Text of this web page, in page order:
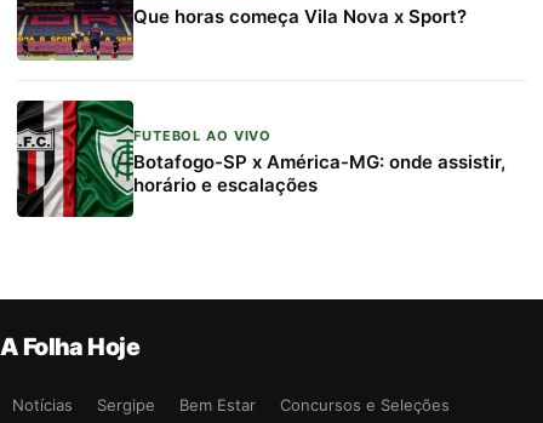
Que horas começa Vila Nova x Sport?
FUTEBOL AO VIVO
Botafogo-SP x América-MG: onde assistir,
horário e escalações
A Folha Hoje
Notícias Sergipe Bem Estar
Concursos e Seleções